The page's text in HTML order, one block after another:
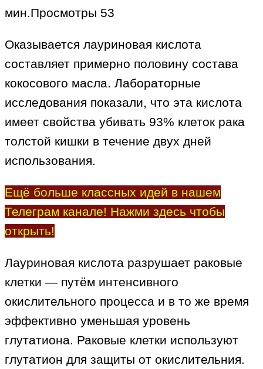
мин.Просмотры 53
Оказывается лауриновая кислота
составляет примерно половину состава
кокосового масла. Лабораторные
исследования показали, что эта кислота
имеет свойства убивать 93% клеток рака
толстой кишки в течение двух дней
использования.
Ещё больше классных идей в нашем
Телеграм канале! Нажми здесь чтобы
открыть!
Лауриновая кислота разрушает раковые
клетки — путём интенсивного
окислительного процесса и в то же время
эффективно уменьшая уровень
глутатиона. Раковые клетки используют
глутатион для защиты от окислительния.